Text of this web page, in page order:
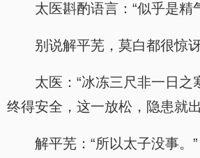
太医斟酌语言：“似乎是精
别说解平芜，莫白都很惊
太医：“冰冻三尺非一日
终得安全，这一放松，隐患就
解平芜：“所以太子没事。”